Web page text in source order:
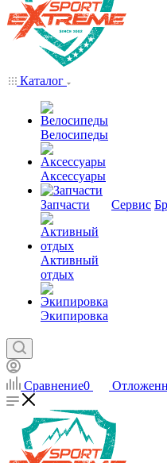
Каталог
Велосипеды
Аксессуары
Запчасти
Активный
отдых
Экипировка
Сервис
Сравнение0